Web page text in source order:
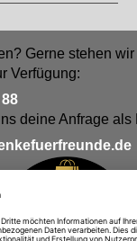
Gerne stehen
Verfügung:
deine Anfrage als